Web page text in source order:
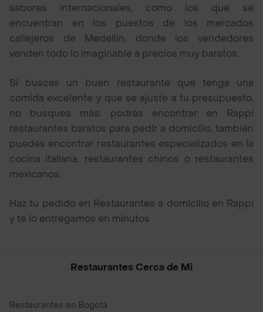
sabores internacionales, como los que se
encuentran en los puestos de los mercados
callejeros de Medellín, donde los vendedores
venden todo lo imaginable a precios muy baratos.
Si buscas un buen restaurante que tenga una
comida excelente y que se ajuste a tu presupuesto,
no busques más; podrás encontrar en Rappi
restaurantes baratos para pedir a domicilio, también
puedes encontrar restaurantes especializados en la
cocina italiana, restaurantes chinos o restaurantes
mexicanos.
Haz tu pedido en Restaurantes a domicilio en Rappi
y te lo entregamos en minutos
Restaurantes Cerca de Mi
Restaurantes en Bogotá